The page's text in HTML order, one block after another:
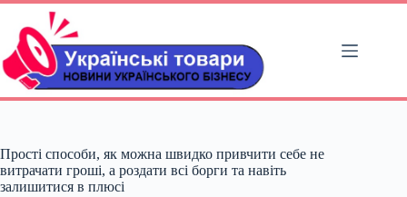
Перейти
вмісту
Прості способи, як можна швидко привчити себе не
витрачати гроші, а роздати всі борги та навіть
залишитися в плюсі